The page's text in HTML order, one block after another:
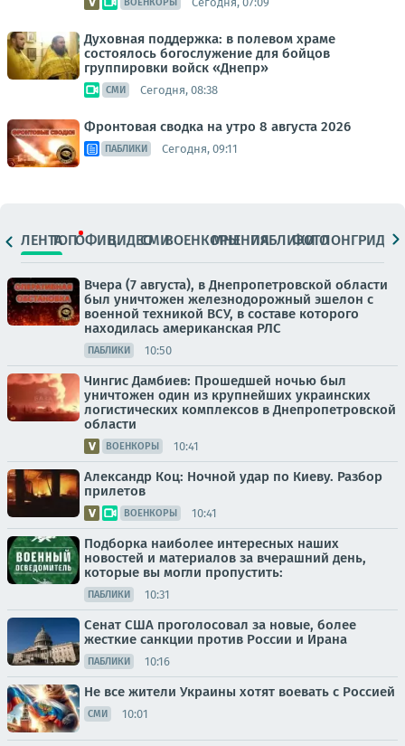
Духовная поддержка: в полевом храме
состоялось богослужение для бойцов
группировки войск «Днепр»
СМИ Сегодня, 08:38
Фронтовая сводка на утро 8 августа 2026
ПАБЛИКИ Сегодня, 09:11
ЛЕНТАТОПОФИЦ.ВИДЕОСМИВОЕНКОРЫМНЕНИЯПАБЛИКИ
ФОТОЛОНГРИДЫ
Вчера (7 августа), в Днепропетровской области
был уничтожен железнодорожный эшелон с
военной техникой ВСУ, в составе которого
находилась американская РЛС
ПАБЛИКИ 10:50
Чингис Дамбиев: Прошедшей ночью был
уничтожен один из крупнейших украинских
логистических комплексов в Днепропетровской
области
ВОЕНКОРЫ 10:41
Александр Коц: Ночной удар по Киеву. Разбор
прилетов
ВОЕНКОРЫ 10:41
Подборка наиболее интересных наших
новостей и материалов за вчерашний день,
которые вы могли пропустить:
ПАБЛИКИ 10:31
Сенат США проголосовал за новые, более
жесткие санкции против России и Ирана
ПАБЛИКИ 10:16
Не все жители Украины хотят воевать с Россией
СМИ 10:01